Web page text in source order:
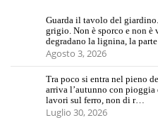
Guarda il tavolo del
grigio. Non è sporco e non
degradano la lignina, la
Agosto 3, 2026
Tra poco si entra nel pieno
arriva l’autunno con
lavori sul ferro, non di r…
Luglio 30, 2026